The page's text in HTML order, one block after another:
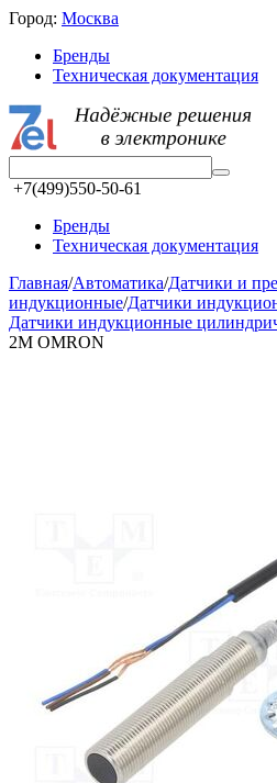
Город: Москва
Бренды
Техническая документация
+7(499)550-50-61
Бренды
Техническая документация
Главная/Автоматика/Датчики и
индукционные/Датчики
Датчики индукционные
2M OMRON